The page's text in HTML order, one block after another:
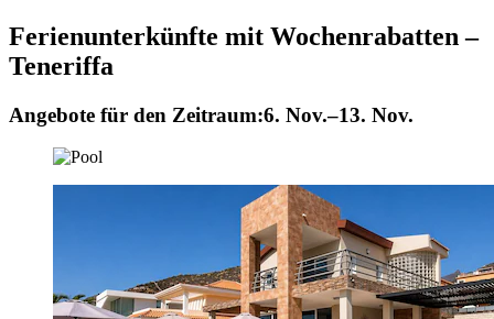
Ferienunterkünfte mit Wochenrabatten –
Teneriffa
Angebote für den Zeitraum:6. Nov.–13. Nov.